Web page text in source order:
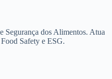
Segurança dos Alimentos. Atua
Safety e ESG.